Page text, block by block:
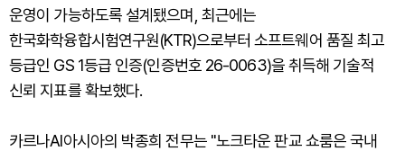
운영이 가능하도록 설계됐으며, 최근에는
한국화학융합시험연구원(KTR)으로부터 소프트웨어 품질 최고
등급인 GS 1등급 인증(인증번호 26-0063)을 취득해 기술적
신뢰 지표를 확보했다.
카르나AI아시아의 박종희 전무는 "노크타운 판교 쇼룸은 국내